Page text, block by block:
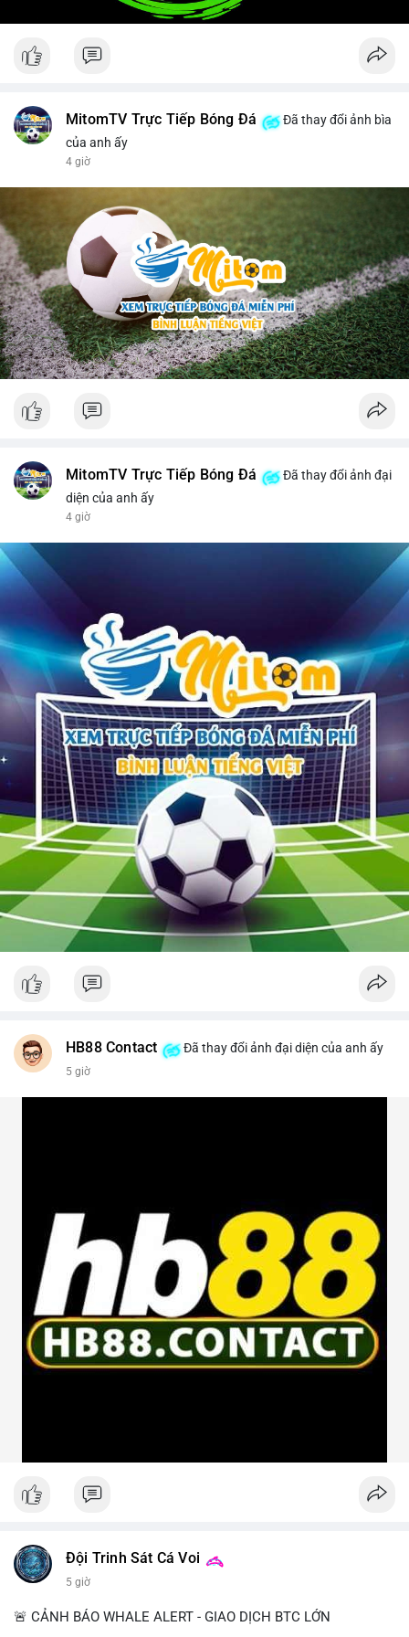
MitomTV Trực Tiếp Bóng Đá
Đã thay đổi ảnh bìa
của anh ấy
4 giờ
MitomTV Trực Tiếp Bóng Đá
Đã thay đổi ảnh đại
diện của anh ấy
4 giờ
HB88 Contact Đã thay đổi ảnh đại diện của anh ấy
5 giờ
Đội Trinh Sát Cá Voi
5 giờ
🚨 CẢNH BÁO WHALE ALERT - GIAO DỊCH BTC LỚN